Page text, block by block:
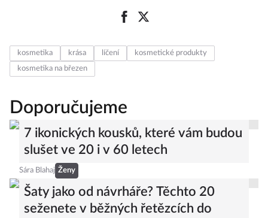
kosmetika krása líčení
kosmetické produkty
kosmetika na březen
Doporučujeme
7 ikonických kousků, které vám budou
slušet ve 20 i v 60 letech
Sára Blahaj Ženy
Šaty jako od návrháře? Těchto 20
seženete v běžných řetězcích do